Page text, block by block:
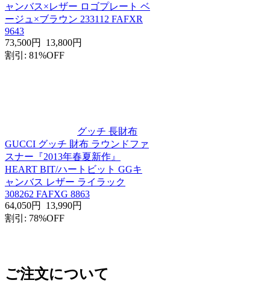
ャンバス×レザー ロゴプレート ベ
ージュ×ブラウン 233112 FAFXR
9643
73,500円
13,800円
割引: 81%OFF
グッチ 長財布
GUCCI グッチ 財布 ラウンドファ
スナー『2013年春夏新作』
HEART BIT/ハートビット GGキ
ャンバス レザー ライラック
308262 FAFXG 8863
64,050円
13,990円
割引: 78%OFF
ご注文について